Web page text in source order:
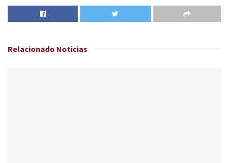
Relacionado Noticias